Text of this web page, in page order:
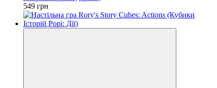
549 грн